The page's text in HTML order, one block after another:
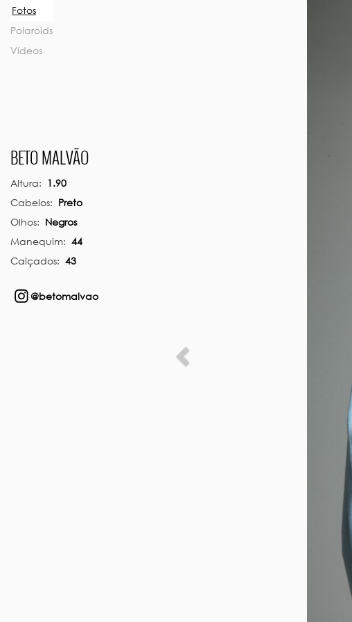
Fotos
Polaroids
Vídeos
BETO MALVÃO
Altura: 1.90
Cabelos: Preto
Olhos: Negros
Manequim: 44
Calçados: 43
@betomalvao